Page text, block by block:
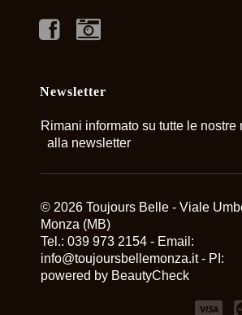
Newsletter
Rimani informato su tutte le nostre
alla newsletter
© 2026 Toujours Belle - Viale
Monza (MB)
Tel.: 039 973 2154 - Email:
info@toujoursbellemonza.it- PI:
powered by BeautyCheck
Visa